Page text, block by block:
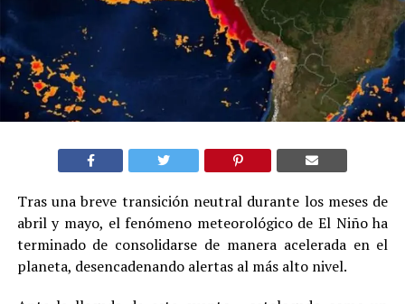
Tras una breve transición neutral durante los meses de
abril y mayo, el fenómeno meteorológico de El Niño ha
terminado de consolidarse de manera acelerada en el
planeta, desencadenando alertas al más alto nivel.